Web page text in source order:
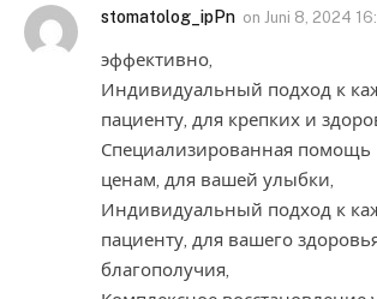
stomatolog_ipPn on Juni 8, 2024
эффективно,
Индивидуальный подход к
пациенту, для крепких и
Специализированная помощь
ценам, для вашей улыбки,
Индивидуальный подход к
пациенту, для вашего
благополучия,